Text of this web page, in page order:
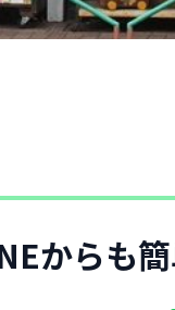
からも簡